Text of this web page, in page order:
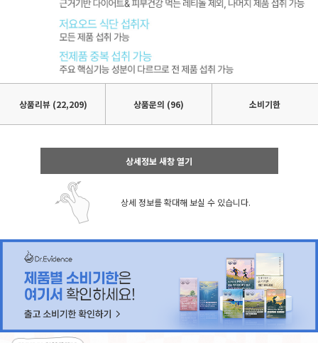
상품리뷰 (22,209) 상품문의 (96) 소비기한
상세정보 새창 열기
상세 정보를 확대해 보실 수 있습니다.